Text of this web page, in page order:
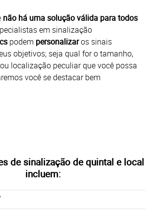
não há uma solução válida para todos
em sinalização
podem personalizaros sinais
objetivos; seja qual for o tamanho,
localização peculiar que você possa
você se destacar bem
de sinalização de quintal e local
incluem: